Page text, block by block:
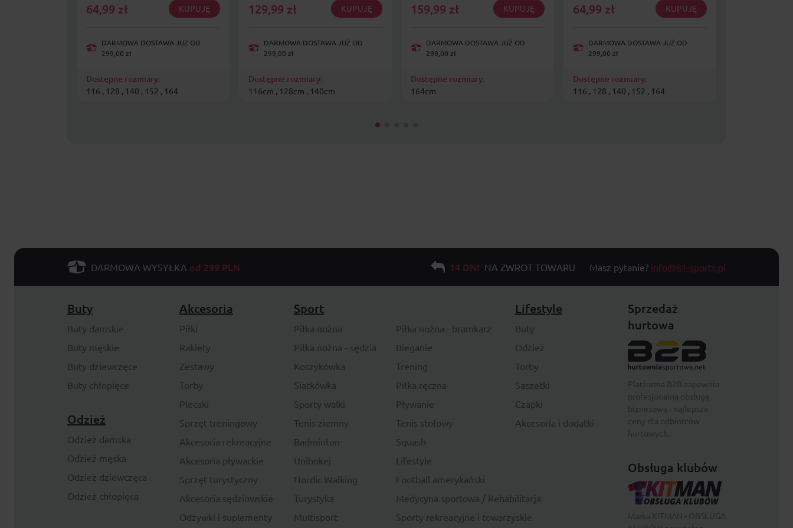
64,99 zł KUPUJĘ
DARMOWA DOSTAWA JUŻ OD
299,00 zł
Dostępne rozmiary:
116 , 128 , 140 , 152 , 164
129,99 zł KUPUJĘ
DARMOWA DOSTAWA JUŻ OD
299,00 zł
Dostępne rozmiary:
116cm , 128cm , 140cm
159,99 zł KUPUJĘ
DARMOWA DOSTAWA JUŻ OD
299,00 zł
Dostępne rozmiary:
164cm
64,99 zł KUPUJĘ
DARMOWA DOSTAWA JUŻ OD
299,00 zł
Dostępne rozmiary:
116 , 128 , 140 , 152 , 164
DARMOWA WYSYŁKA od 299 PLN 14 DNI NA ZWROT TOWARU Masz pytanie? info@81-sports.pl
Buty
Buty damskie
Buty męskie
Buty dziewczęce
Buty chłopięce
Odzież
Odzież damska
Odzież męska
Odzież dziewczęca
Odzież chłopięca
Akcesoria
Piłki
Rakiety
Zestawy
Torby
Plecaki
Sprzęt treningowy
Akcesoria rekreacyjne
Akcesoria pływackie
Sprzęt turystyczny
Akcesoria sędziowskie
Odżywki i suplementy
Sport
Piłka nożna
Piłka nożna - bramkarz
Piłka nożna - sędzia
Bieganie
Koszykówka
Trening
Siatkówka
Piłka ręczna
Sporty walki
Pływanie
Tenis ziemny
Tenis stołowy
Badminton
Squash
Unihokej
Lifestyle
Nordic Walking
Football amerykański
Turystyka
Medycyna sportowa / Rehabilitacja
Multisport
Sporty rekreacyjne i towarzyskie
Lifestyle
Buty
Odzież
Torby
Saszetki
Czapki
Akcesoria i dodatki
Sprzedaż
hurtowa
Obsługa klubów